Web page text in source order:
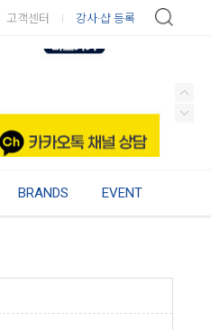
고객센터 강사·샵 등록
BRANDS EVENT